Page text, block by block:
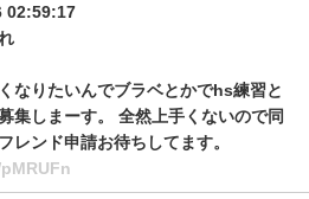
02:59:17
なりたいんでブラベとかでhs練習と
集しまーす。 全然上手くないので同
レンド申請お待ちしてます。